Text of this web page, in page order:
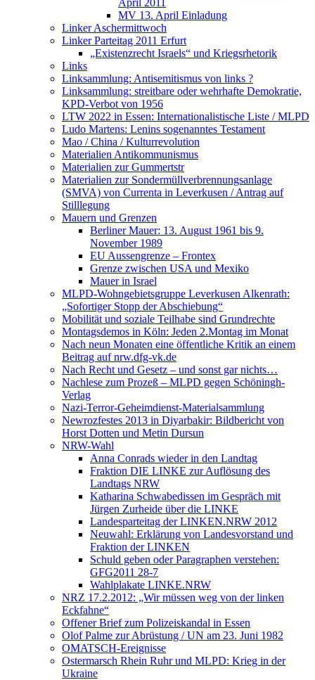
April 2011
MV 13. April Einladung
Linker Aschermittwoch
Linker Parteitag 2011 Erfurt
„Existenzrecht Israels“ und Kriegsrhetorik
Links
Linksammlung: Antisemitismus von links ?
Linksammlung: streitbare oder wehrhafte Demokratie,
KPD-Verbot von 1956
LTW 2022 in Essen: Internationalistische Liste / MLPD
Ludo Martens: Lenins sogenanntes Testament
Mao / China / Kulturrevolution
Materialien Antikommunismus
Materialien zur Gummertstr
Materialien zur Sondermüllverbrennungsanlage
(SMVA) von Currenta in Leverkusen / Antrag auf
Stilllegung
Mauern und Grenzen
Berliner Mauer: 13. August 1961 bis 9.
November 1989
EU Aussengrenze – Frontex
Grenze zwischen USA und Mexiko
Mauer in Israel
MLPD-Wohngebietsgruppe Leverkusen Alkenrath:
„Sofortiger Stopp der Abschiebung“
Mobilität und soziale Teilhabe sind Grundrechte
Montagsdemos in Köln: Jeden 2.Montag im Monat
Nach neun Monaten eine öffentliche Kritik an einem
Beitrag auf nrw.dfg-vk.de
Nach Recht und Gesetz – und sonst gar nichts…
Nachlese zum Prozeß – MLPD gegen Schöningh-
Verlag
Nazi-Terror-Geheimdienst-Materialsammlung
Newrozfestes 2013 in Diyarbakir: Bildbericht von
Horst Dotten und Metin Dursun
NRW-Wahl
Anna Conrads wieder in den Landtag
Fraktion DIE LINKE zur Auflösung des
Landtags NRW
Katharina Schwabedissen im Gespräch mit
Jürgen Zurheide über die LINKE
Landesparteitag der LINKEN.NRW 2012
Neuwahl: Erklärung von Landesvorstand und
Fraktion der LINKEN
Schuld geben oder Paragraphen verstehen:
GFG2011 28-7
Wahlplakate LINKE.NRW
NRZ 17.2.2012: „Wir müssen weg von der linken
Eckfahne“
Offener Brief zum Polizeiskandal in Essen
Olof Palme zur Abrüstung / UN am 23. Juni 1982
OMATSCH-Ereignisse
Ostermarsch Rhein Ruhr und MLPD: Krieg in der
Ukraine